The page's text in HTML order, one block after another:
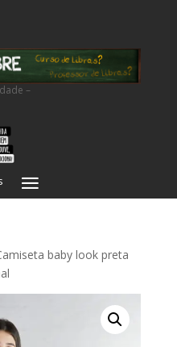
–
baby look preta